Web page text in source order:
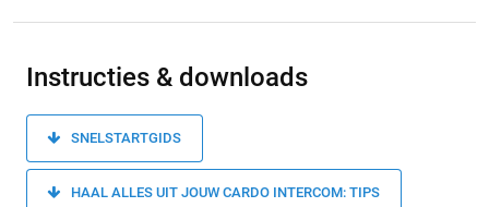
Instructies & downloads
SNELSTARTGIDS
HAAL ALLES UIT JOUW CARDO INTERCOM: TIPS